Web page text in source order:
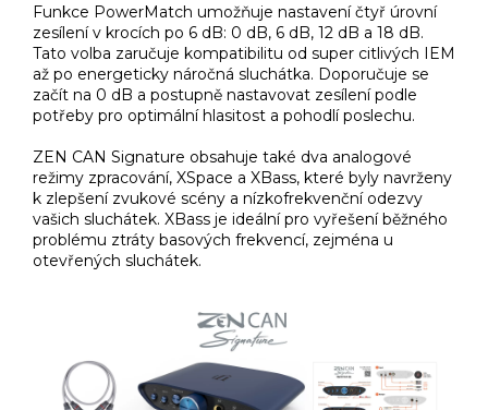
Funkce PowerMatch umožňuje nastavení čtyř úrovní
zesílení v krocích po 6 dB: 0 dB, 6 dB, 12 dB a 18 dB.
Tato volba zaručuje kompatibilitu od super citlivých IEM
až po energeticky náročná sluchátka. Doporučuje se
začít na 0 dB a postupně nastavovat zesílení podle
potřeby pro optimální hlasitost a pohodlí poslechu.
ZEN CAN Signature obsahuje také dva analogové
režimy zpracování, XSpace a XBass, které byly navrženy
k zlepšení zvukové scény a nízkofrekvenční odezvy
vašich sluchátek. XBass je ideální pro vyřešení běžného
problému ztráty basových frekvencí, zejména u
otevřených sluchátek.